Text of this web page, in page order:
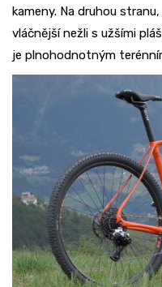
kameny. Na druhou
vláčnější nežli s užšími
je plnohodnotným